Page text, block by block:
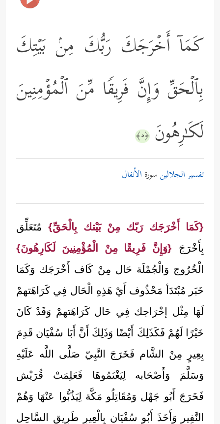
كَمَاۤ أَخۡرَجَكَ رَبُّكَ مِنۢ بَیۡتِكَ
بِٱلۡحَقِّ وَإِنَّ فَرِیقࣰا مِّنَ ٱلۡمُؤۡمِنِینَ
لَكَـٰرِهُونَ ﴿٥﴾
تفسير الجلالينسورة الأنفال
{كَمَا أَخْرَجَك رَبّك مِنْ بَيْتك بِالْحَقِّ}مُتَعَلِّق
بِأَخْرَجَ {وَإِنَّ فَرِيقًا مِنْ الْمُؤْمِنِينَ لَكَارِهُونَ}
الْخُرُوج وَالْجُمْلَة حَال مِنْ كَاف أَخْرَجَك وَكَمَا
خَبَر مُبْتَدَأ مَحْذُوف أَيْ هَذِهِ الْحَال فِي كَرَاهَتهمْ
لَهَا مِثْل إخْرَاجك فِي حَال كَرَاهَتهمْ وَقَدْ كَانَ
خَيْرًا لَهُمْ فَكَذَلِكَ أَيْضًا وَذَلِكَ أَنَّ أَبَا سُفْيَان قَدِمَ
بِعِيرٍ مِنْ الشَّام فَخَرَجَ النَّبِيّ صَلَّى اللَّه عَلَيْهِ
وَسَلَّمَ وَأَصْحَابه لِيَغْنَمُوهَا فَعَلِمَتْ قُرَيْش
فَخَرَجَ أَبُو جَهْل وَمُقَاتِلُو مَكَّة لِيَذُبُّوا عَنْهَا وَهُمْ
النَّفِير وَأَخَذَ أَبُو سُفْيَان بِالْعِيرِ طَرِيق السَّاحِل